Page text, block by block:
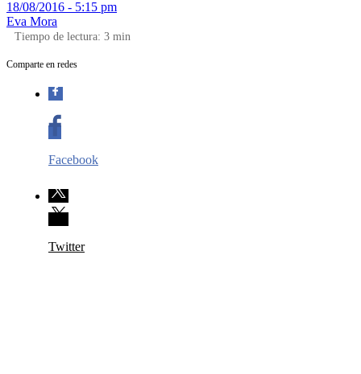
18/08/2016 - 5:15 pm
Eva Mora
Tiempo de lectura: 3 min
Comparte en redes
Facebook
Twitter